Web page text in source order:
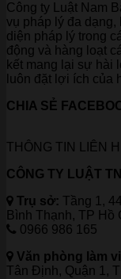
Công ty Luật Nam
vụ pháp lý đa
diện pháp lý trong
động và hàng loạt
kết mang lại sự hài
luôn đặt lợi ích của
CHIA SẺ
THÔNG TIN LIÊN
CÔNG TY LUẬT
Trụ sở: Tầng 1,
Bình Thạnh, TP Hồ
0966 986 165
Văn phòng làm
Tân Định, Quận 1,